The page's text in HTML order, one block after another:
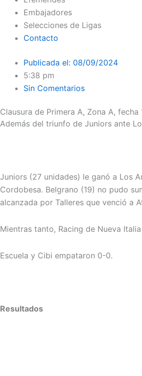
Embajadores
Selecciones de Ligas
Contacto
Publicada el: 08/09/2024
5:38 pm
Sin Comentarios
Clausura de Primera A, Zona A,
Además del triunfo de Juniors ante
Juniors (27 unidades) le ganó a Los
Cordobesa. Belgrano (19) no pudo
alcanzada por Talleres que venció a
Mientras tanto, Racing de Nueva
Escuela y Cibi empataron 0-0.
Resultados